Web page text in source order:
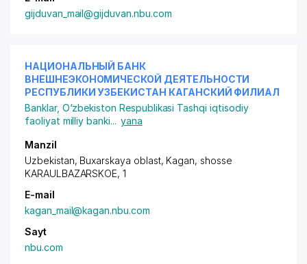
gijduvan_mail@gijduvan.nbu.com
НАЦИОНАЛЬНЫЙ БАНК
ВНЕШНЕЭКОНОМИЧЕСКОЙ ДЕЯТЕЛЬНОСТИ
РЕСПУБЛИКИ УЗБЕКИСТАН КАГАНСКИЙ ФИЛИАЛ
Banklar, O‘zbekiston Respublikasi Tashqi iqtisodiy
faoliyat milliy banki... yana
Manzil
Uzbekistan, Buxarskaya oblast, Kagan, shosse
KARAULBAZARSKOE, 1
E-mail
kagan_mail@kagan.nbu.com
Sayt
nbu.com